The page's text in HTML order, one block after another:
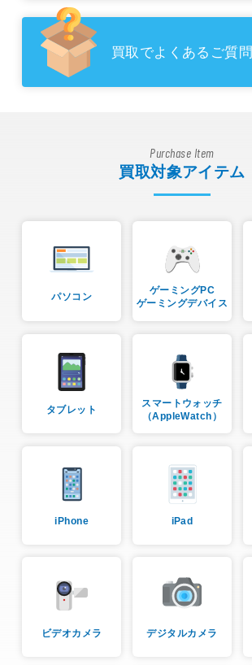
買取でよくあるご質問
Purchase Item
買取対象アイテム
パソコン
ゲーミングPC
ゲーミングデバイス
タブレット
スマートウォッチ
（AppleWatch）
iPhone iPad
ビデオカメラ デジタルカメラ